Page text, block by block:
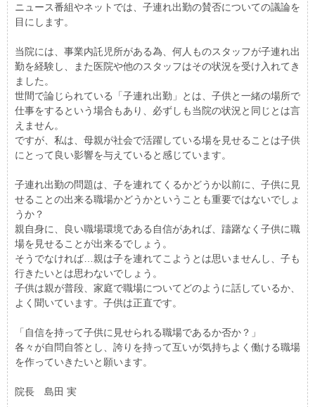
ニュース番組やネットでは、子連れ出勤の賛否についての議論を
目にします。
当院には、事業内託児所がある為、何人ものスタッフが子連れ出
勤を経験し、また医院や他のスタッフはその状況を受け入れてき
ました。
世間で論じられている「子連れ出勤」とは、子供と一緒の場所で
仕事をするという場合もあり、必ずしも当院の状況と同じとは言
えません。
ですが、私は、母親が社会で活躍している場を見せることは子供
にとって良い影響を与えていると感じています。
子連れ出勤の問題は、子を連れてくるかどうか以前に、子供に見
せることの出来る職場かどうかということも重要ではないでしょ
うか？
親自身に、良い職場環境である自信があれば、躊躇なく子供に職
場を見せることが出来るでしょう。
そうでなければ…親は子を連れてこようとは思いませんし、子も
行きたいとは思わないでしょう。
子供は親が普段、家庭で職場についてどのように話しているか、
よく聞いています。子供は正直です。
「自信を持って子供に見せられる職場であるか否か？」
各々が自問自答とし、誇りを持って互いが気持ちよく働ける職場
を作っていきたいと願います。
院長 島田 実